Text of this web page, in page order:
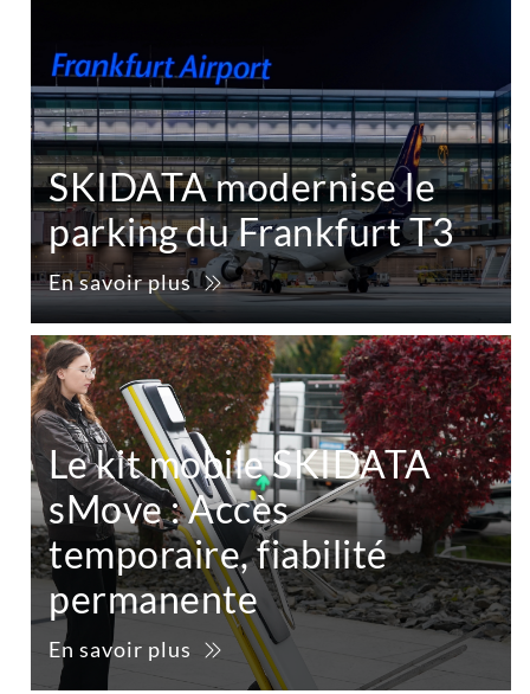
SKIDATA modernise le
parking du Frankfurt T3
En savoir plus
Le kit mobile SKIDATA
sMove : Accès
temporaire, fiabilité
permanente
En savoir plus